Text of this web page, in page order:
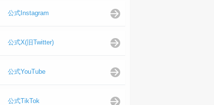
公式Instagram
公式X(旧Twitter)
公式YouTube
公式TikTok